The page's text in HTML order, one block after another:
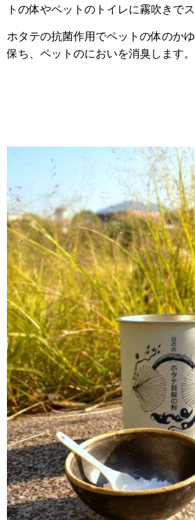
トの体やペットのトイレに霧吹きで
ホタテの抗菌作用でペットの体のか
保ち、ペットのにおいを消臭します。